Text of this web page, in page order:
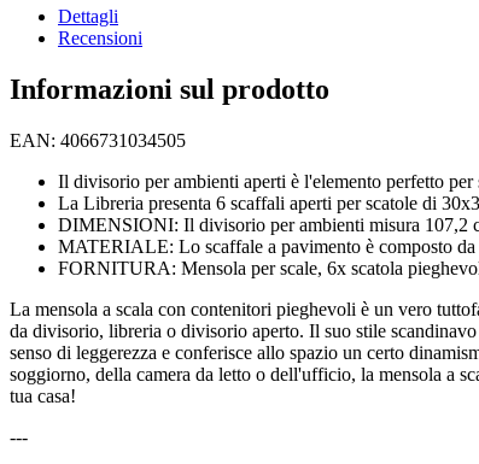
Dettagli
Recensioni
Informazioni sul prodotto
EAN: 4066731034505
Il divisorio per ambienti aperti è l'elemento perfetto
La Libreria presenta 6 scaffali aperti per scatole di
DIMENSIONI: Il divisorio per ambienti misura 107,2
MATERIALE: Lo scaffale a pavimento è composto
FORNITURA: Mensola per scale, 6x scatola
La mensola a scala con contenitori pieghevoli è un vero
da divisorio, libreria o divisorio aperto. Il suo stile
senso di leggerezza e conferisce allo spazio un certo
soggiorno, della camera da letto o dell'ufficio, la mensola a
tua casa!
---